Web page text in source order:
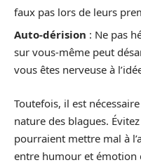
faux pas lors de leurs
Auto-dérision : Ne pas
sur vous-même peut
vous êtes nerveuse à
Toutefois, il est
nature des blagues.
pourraient mettre mal à
entre humour et émotion